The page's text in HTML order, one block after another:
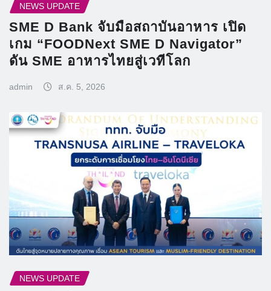
NEWS UPDATE
SME D Bank จับมือสถาบันอาหาร เปิด
เกม “FOODNext SME D Navigator”
ดัน SME อาหารไทยสู่เวทีโลก
admin ส.ค. 5, 2026
NEWS UPDATE